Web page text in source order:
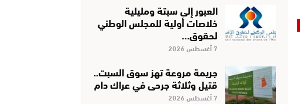
العبور إلى سبتة ومليلية
خلاصات أولية للمجلس الوطني
لحقوق…
7 أغسطس 2026
جريمة مروعة تهز سوق السبت..
قتيل وثلاثة جرحى في عراك دام
7 أغسطس 2026